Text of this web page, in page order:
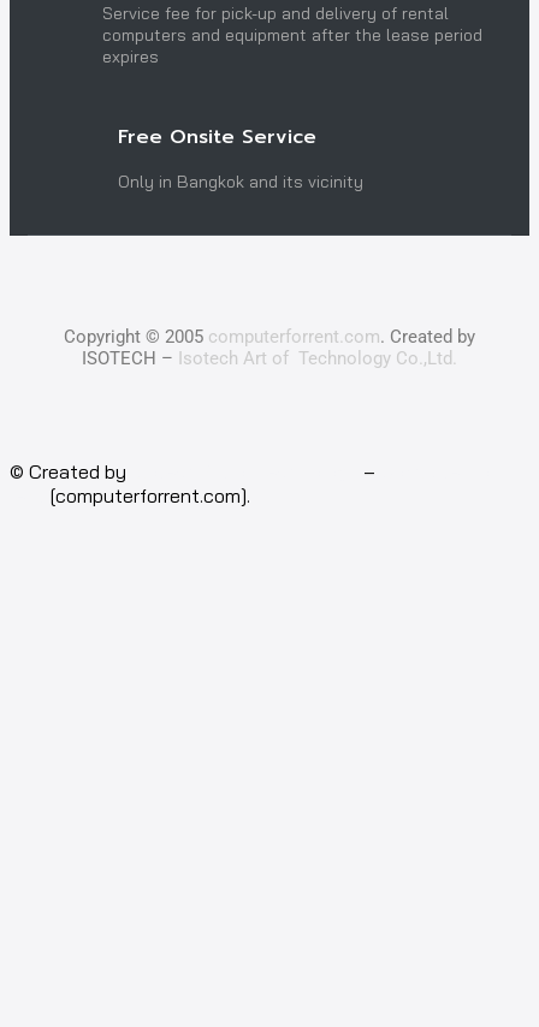
Service fee for pick-up and delivery of rental
computers and equipment after the lease period
expires
Free Onsite Service
Only in Bangkok and its vicinity
Copyright © 2005 computerforrent.com. Created by
ISOTECH – Isotech Art of Technology Co.,Ltd.
© Created by –
[computerforrent.com].